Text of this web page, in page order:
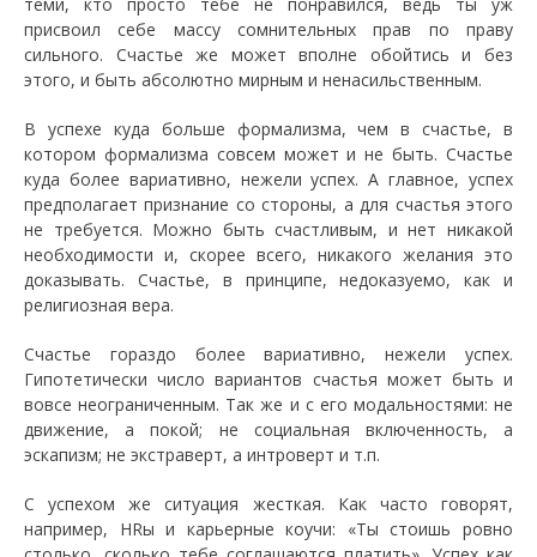
присвоил себе массу сомнительных прав по праву
сильного. Счастье же может вполне обойтись и без
этого, и быть абсолютно мирным и ненасильственным.
В успехе куда больше формализма, чем в счастье, в
котором формализма совсем может и не быть. Счастье
куда более вариативно, нежели успех. А главное, успех
предполагает признание со стороны, а для счастья этого
не требуется. Можно быть счастливым, и нет никакой
необходимости и, скорее всего, никакого желания это
доказывать. Счастье, в принципе, недоказуемо, как и
религиозная вера.
Счастье гораздо более вариативно, нежели успех.
Гипотетически число вариантов счастья может быть и
вовсе неограниченным. Так же и с его модальностями: не
движение, а покой; не социальная включенность, а
эскапизм; не экстраверт, а интроверт и т.п.
С успехом же ситуация жесткая. Как часто говорят,
например, HRы и карьерные коучи: «Ты стоишь ровно